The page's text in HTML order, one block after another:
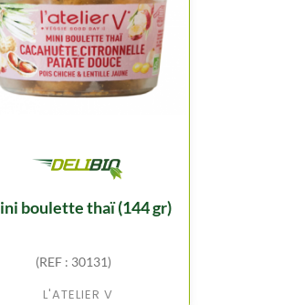
mini boulette thaï (144 gr)
(REF : 30131)
L'ATELIER V